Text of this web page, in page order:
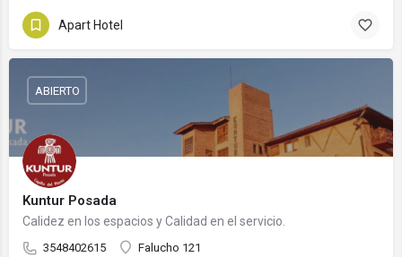
Apart Hotel
Kuntur Posada
Calidez en los espacios y Calidad en el servicio.
3548402615 Falucho 121
ABIERTO